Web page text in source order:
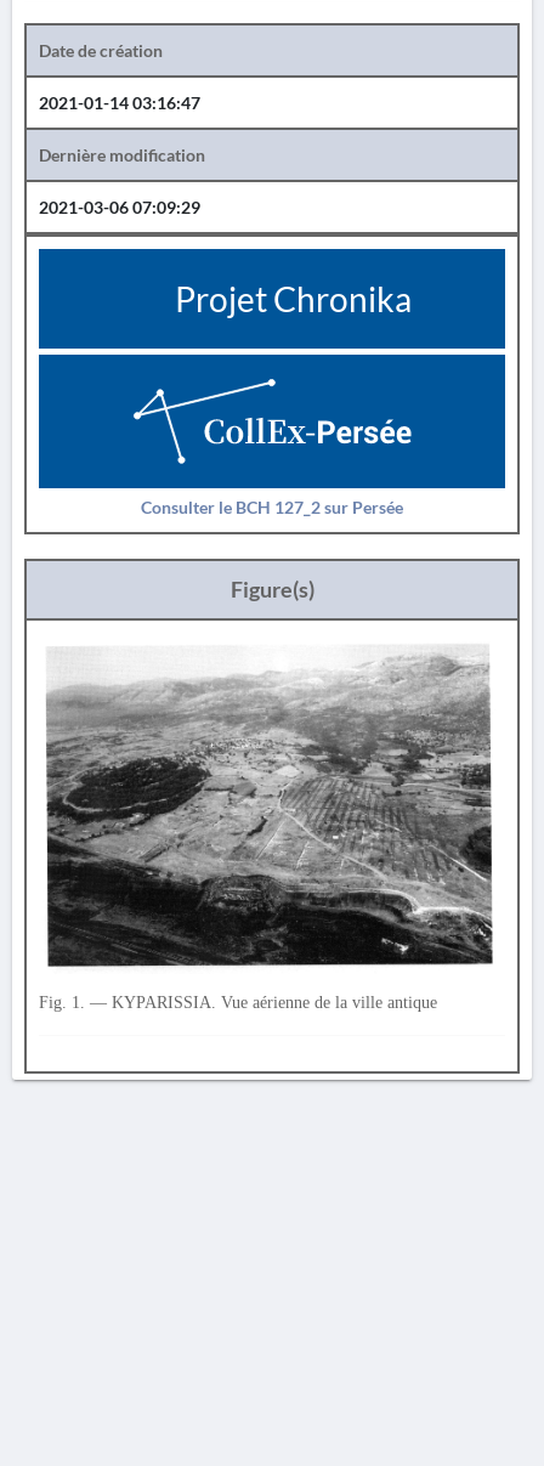
Date de création
2021-01-14 03:16:47
Dernière modification
2021-03-06 07:09:29
Projet Chronika
Consulter le BCH 127_2 sur Persée
Figure(s)
Fig. 1. — KYPARISSIA. Vue aérienne de la ville antique